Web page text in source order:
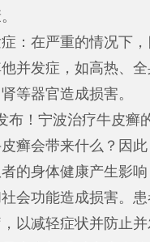
在严重的情况下，
并发症，如高热、
等器官造成损害。
！宁波治疗牛皮癣
癣会带来什么？因
的身体健康产生影
会功能造成损害。
以减轻症状并防止并